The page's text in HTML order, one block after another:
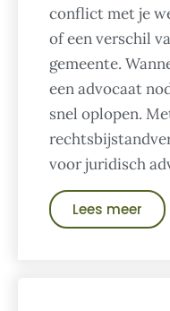
conflict met je
of een verschil
gemeente.
een advocaat
snel oplopen.
voor juridisch
Lees meer